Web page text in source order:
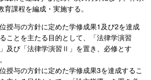
育課程を編成・実施する。
授与の方針に定めた学修成果1及び2を達成
ことを主たる目的として、「法律学演習
及び「法律学演習Ⅱ」を置き、必修とす
授与の方針に定めた学修成果3を達成するこ